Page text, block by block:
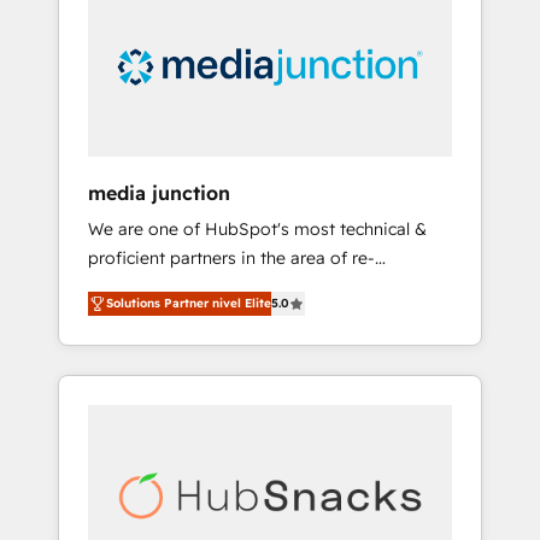
media junction
We are one of HubSpot's most technical &
proficient partners in the area of re-
platforming, website design & development.
We specialize in multi-hub implementations
for mid-market & enterprise companies. We
are woman-owned, powered by coffee, and
Impact Award 🏆2022 Platform Migration
Excellence Impact Award 🏆2020 Elite
Solutions Partner nivel Elite5.0